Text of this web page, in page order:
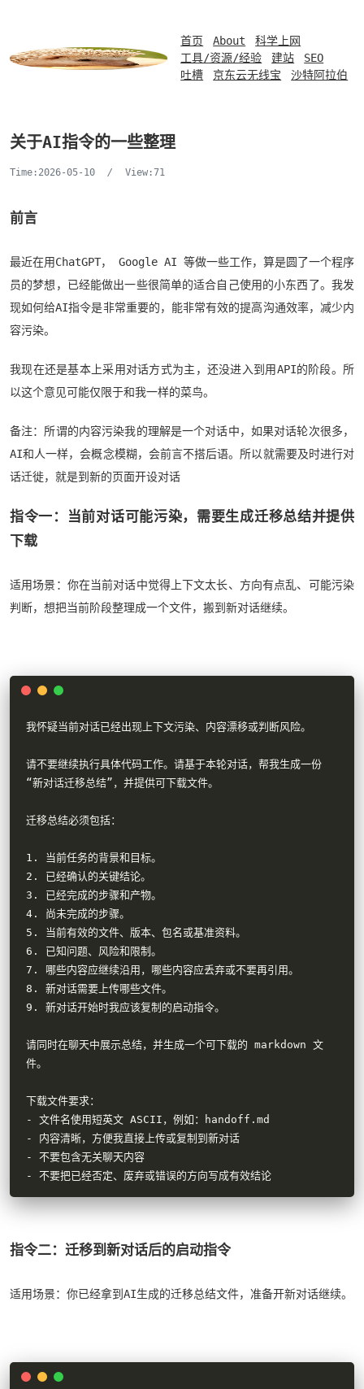
首页 About
科学上网
工具/资源/经验
建站
SEO
吐槽
京东云无线宝 沙特阿拉伯
关于AI指令的一些整理
Time:2026-05-10 / View:71
前言
最近在用ChatGPT， Google AI 等做一些工作，算是圆了一个程序
员的梦想，已经能做出一些很简单的适合自己使用的小东西了。我发
现如何给AI指令是非常重要的，能非常有效的提高沟通效率，减少内
容污染。
我现在还是基本上采用对话方式为主，还没进入到用API的阶段。所
以这个意见可能仅限于和我一样的菜鸟。
备注：所谓的内容污染我的理解是一个对话中，如果对话轮次很多，
AI和人一样，会概念模糊，会前言不搭后语。所以就需要及时进行对
话迁徙，就是到新的页面开设对话
指令一：当前对话可能污染，需要生成迁移总结并提供
下载
适用场景：你在当前对话中觉得上下文太长、方向有点乱、可能污染
判断，想把当前阶段整理成一个文件，搬到新对话继续。
我怀疑当前对话已经出现上下文污染、内容漂移或判断风险。
请不要继续执行具体代码工作。请基于本轮对话，帮我生成一份
“新对话迁移总结”，并提供可下载文件。
迁移总结必须包括：
1. 当前任务的背景和目标。
2. 已经确认的关键结论。
3. 已经完成的步骤和产物。
4. 尚未完成的步骤。
5. 当前有效的文件、版本、包名或基准资料。
6. 已知问题、风险和限制。
7. 哪些内容应继续沿用，哪些内容应丢弃或不要再引用。
8. 新对话需要上传哪些文件。
9. 新对话开始时我应该复制的启动指令。
请同时在聊天中展示总结，并生成一个可下载的 markdown 文
件。
下载文件要求：
- 文件名使用短英文 ASCII，例如：handoff.md
- 内容清晰，方便我直接上传或复制到新对话
- 不要包含无关聊天内容
- 不要把已经否定、废弃或错误的方向写成有效结论
指令二：迁移到新对话后的启动指令
适用场景：你已经拿到AI生成的迁移总结文件，准备开新对话继续。